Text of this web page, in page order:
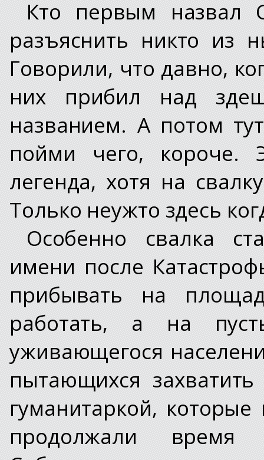
Кто первым назвал
разъяснить никто из
Говорили, что давно,
них прибил над
названием. А потом
пойми чего, короче.
легенда, хотя на
Только неужто здесь
Особенно свалка
имени после
прибывать на
работать, а на
уживающегося
пытающихся
гуманитаркой, которые
продолжали